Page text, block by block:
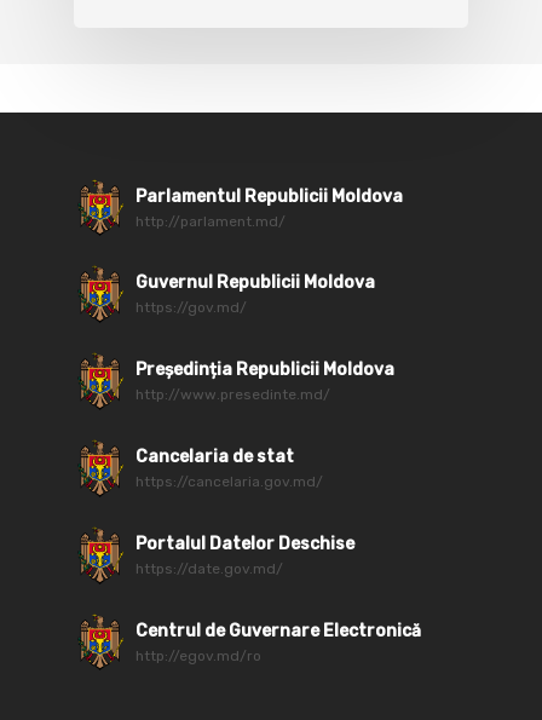
Parlamentul Republicii Moldova
http://parlament.md/
Guvernul Republicii Moldova
https://gov.md/
Președinția Republicii Moldova
http://www.presedinte.md/
Cancelaria de stat
https://cancelaria.gov.md/
Portalul Datelor Deschise
https://date.gov.md/
Centrul de Guvernare Electronică
http://egov.md/ro